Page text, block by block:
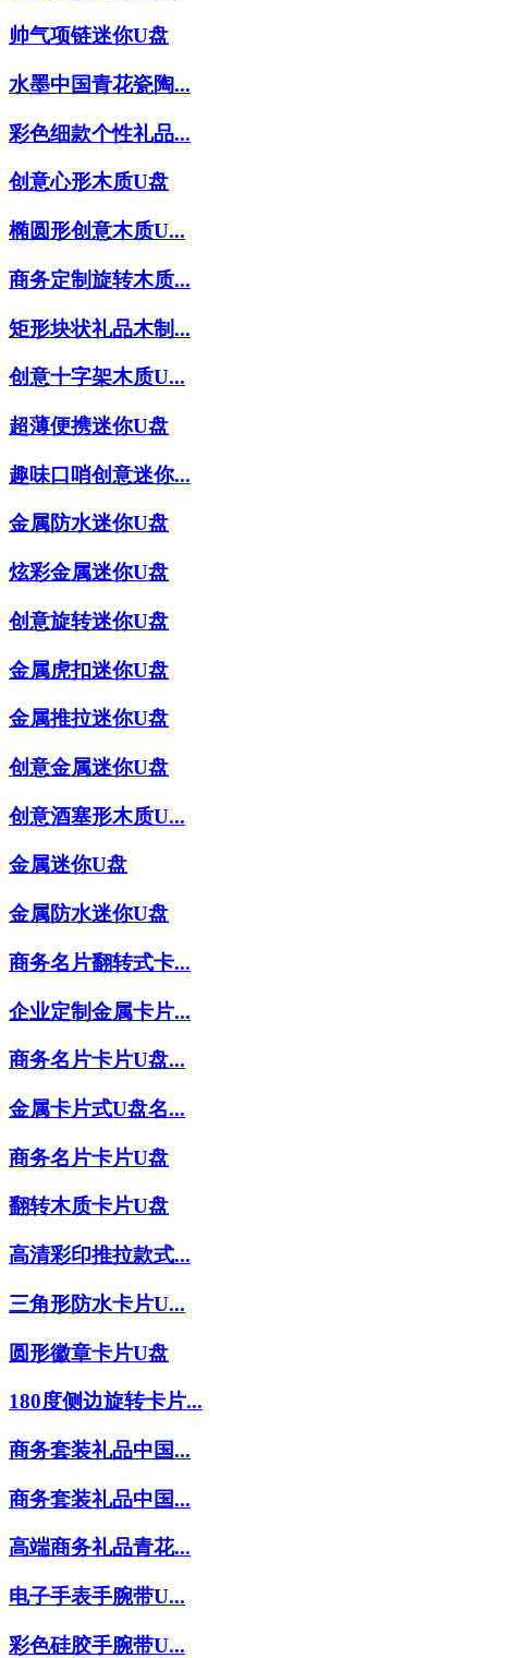
帅气项链迷你U盘
水墨中国青花瓷陶...
彩色细款个性礼品...
创意心形木质U盘
椭圆形创意木质U...
商务定制旋转木质...
矩形块状礼品木制...
创意十字架木质U...
超薄便携迷你U盘
趣味口哨创意迷你...
金属防水迷你U盘
炫彩金属迷你U盘
创意旋转迷你U盘
金属虎扣迷你U盘
金属推拉迷你U盘
创意金属迷你U盘
创意酒塞形木质U...
金属迷你U盘
金属防水迷你U盘
商务名片翻转式卡...
企业定制金属卡片...
商务名片卡片U盘...
金属卡片式U盘名...
商务名片卡片U盘
翻转木质卡片U盘
高清彩印推拉款式...
三角形防水卡片U...
圆形徽章卡片U盘
180度侧边旋转卡片...
商务套装礼品中国...
商务套装礼品中国...
高端商务礼品青花...
电子手表手腕带U...
彩色硅胶手腕带U...